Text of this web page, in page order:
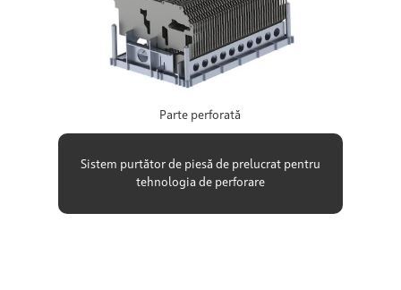
Parte perforată
Sistem purtător de piesă de prelucrat pentru
tehnologia de perforare